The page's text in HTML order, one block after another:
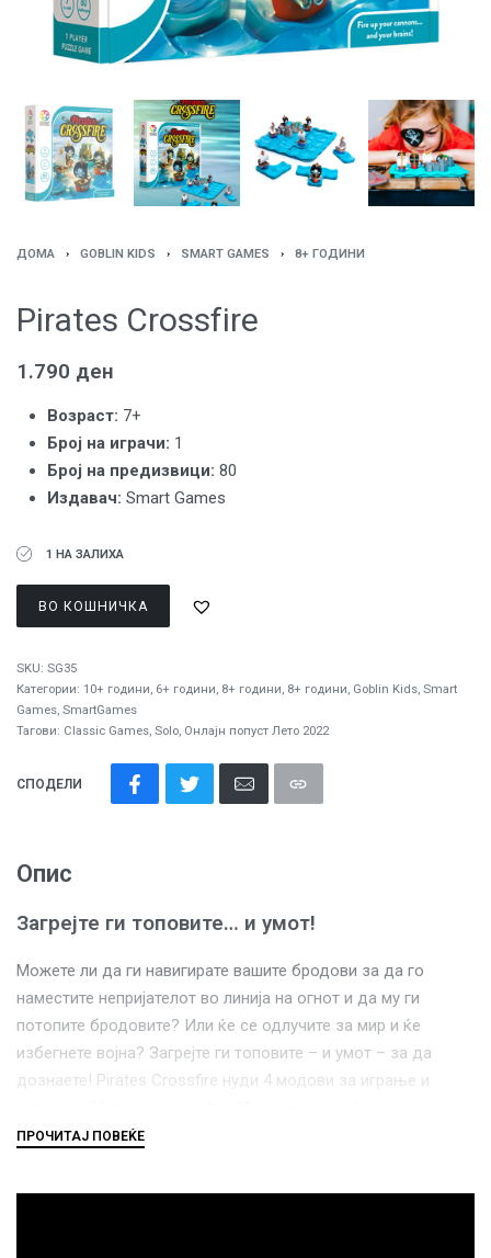
ДОМА › GOBLIN KIDS › SMART GAMES › 8+ ГОДИНИ
Pirates Crossfire
1.790 ден
Возраст: 7+
Броj на играчи: 1
Број на предизвици: 80
Издавач: Smart Games
1 НА ЗАЛИХА
ВО КОШНИЧКА
SKU: SG35
Категории: 10+ години, 6+ години, 8+ години, 8+ години, Goblin Kids, Smart
Games, SmartGames
Тагови: Classic Games, Solo, Онлајн попуст Лето 2022
СПОДЕЛИ
Опис
Загрејте ги топовите… и умот!
Можете ли да ги навигирате вашите бродови за да го
наместите непријателот во линија на огнот и да му ги
потопите бродовите? Или ќе се одлучите за мир и ќе
избегнете војна? Загрејте ги топовите – и умот – за да
дознаете! Pirates Crossfire нуди 4 модови за играње и